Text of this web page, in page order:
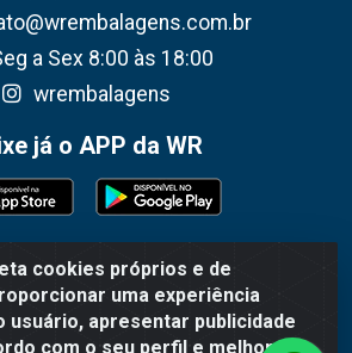
cookies próprios e de
uma experiência
usuário, apresentar publicidade
com o seu perfil e melhorar a
a Sex 8:00 às 18:00
wrembalagens
já o APP da WR
R. Cel. Teodoro Gomes de Araújo, 1360 -
/ MG - CEP 36202-628 - CNPJ
02.692.206/0001-55